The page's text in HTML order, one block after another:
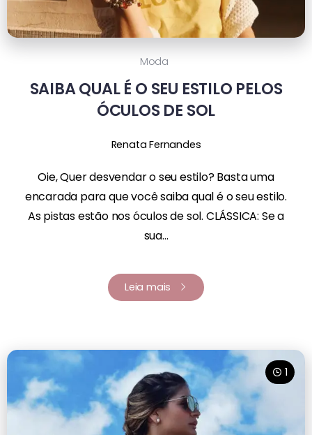
Moda
SAIBA QUAL É O SEU ESTILO PELOS
ÓCULOS DE SOL
Renata Fernandes
Oie, Quer desvendar o seu estilo? Basta uma
encarada para que você saiba qual é o seu estilo.
As pistas estão nos óculos de sol. CLÁSSICA: Se a
sua...
Leia mais
1